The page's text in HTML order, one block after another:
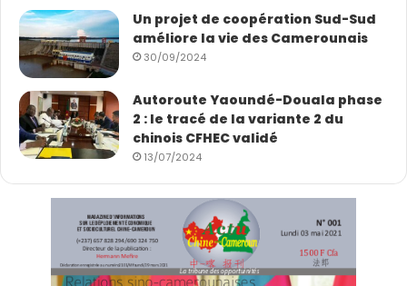
Un projet de coopération Sud-Sud
améliore la vie des Camerounais
30/09/2024
Autoroute Yaoundé-Douala phase
2 : le tracé de la variante 2 du
chinois CFHEC validé
13/07/2024